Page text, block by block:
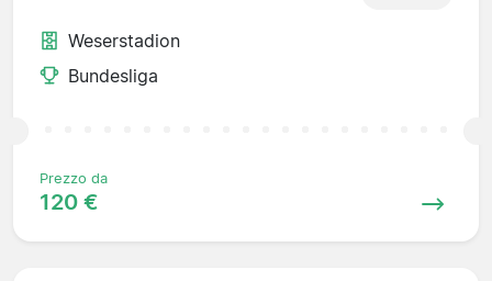
Weserstadion
Bundesliga
Prezzo da
120 €